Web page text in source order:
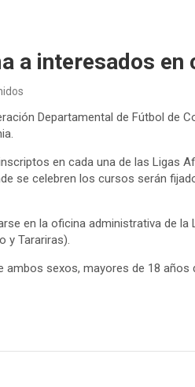
a interesados
Departamental de Fútbol de
en cada una de las Ligas
se celebren los cursos serán
en la oficina administrativa de
y Tarariras).
ambos sexos, mayores de 18 años